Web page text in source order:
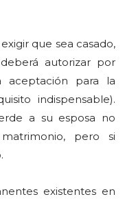
que sea casado,
autorizar por
aceptación para la
indispensable).
a su esposa no
pero si
existentes en